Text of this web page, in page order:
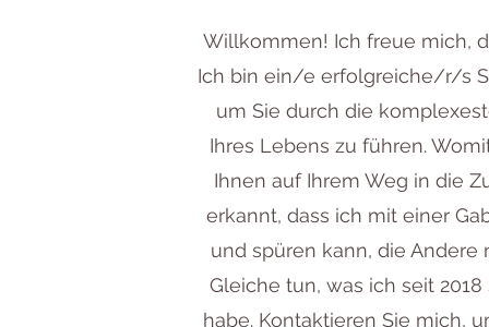
Willkommen! Ich freue mich,
Ich bin ein/e erfolgreiche/r/s
um Sie durch die
Ihres Lebens zu führen.
Ihnen auf Ihrem Weg in die
erkannt, dass ich mit einer
und spüren kann, die Andere
Gleiche tun, was ich seit
habe. Kontaktieren Sie mich,